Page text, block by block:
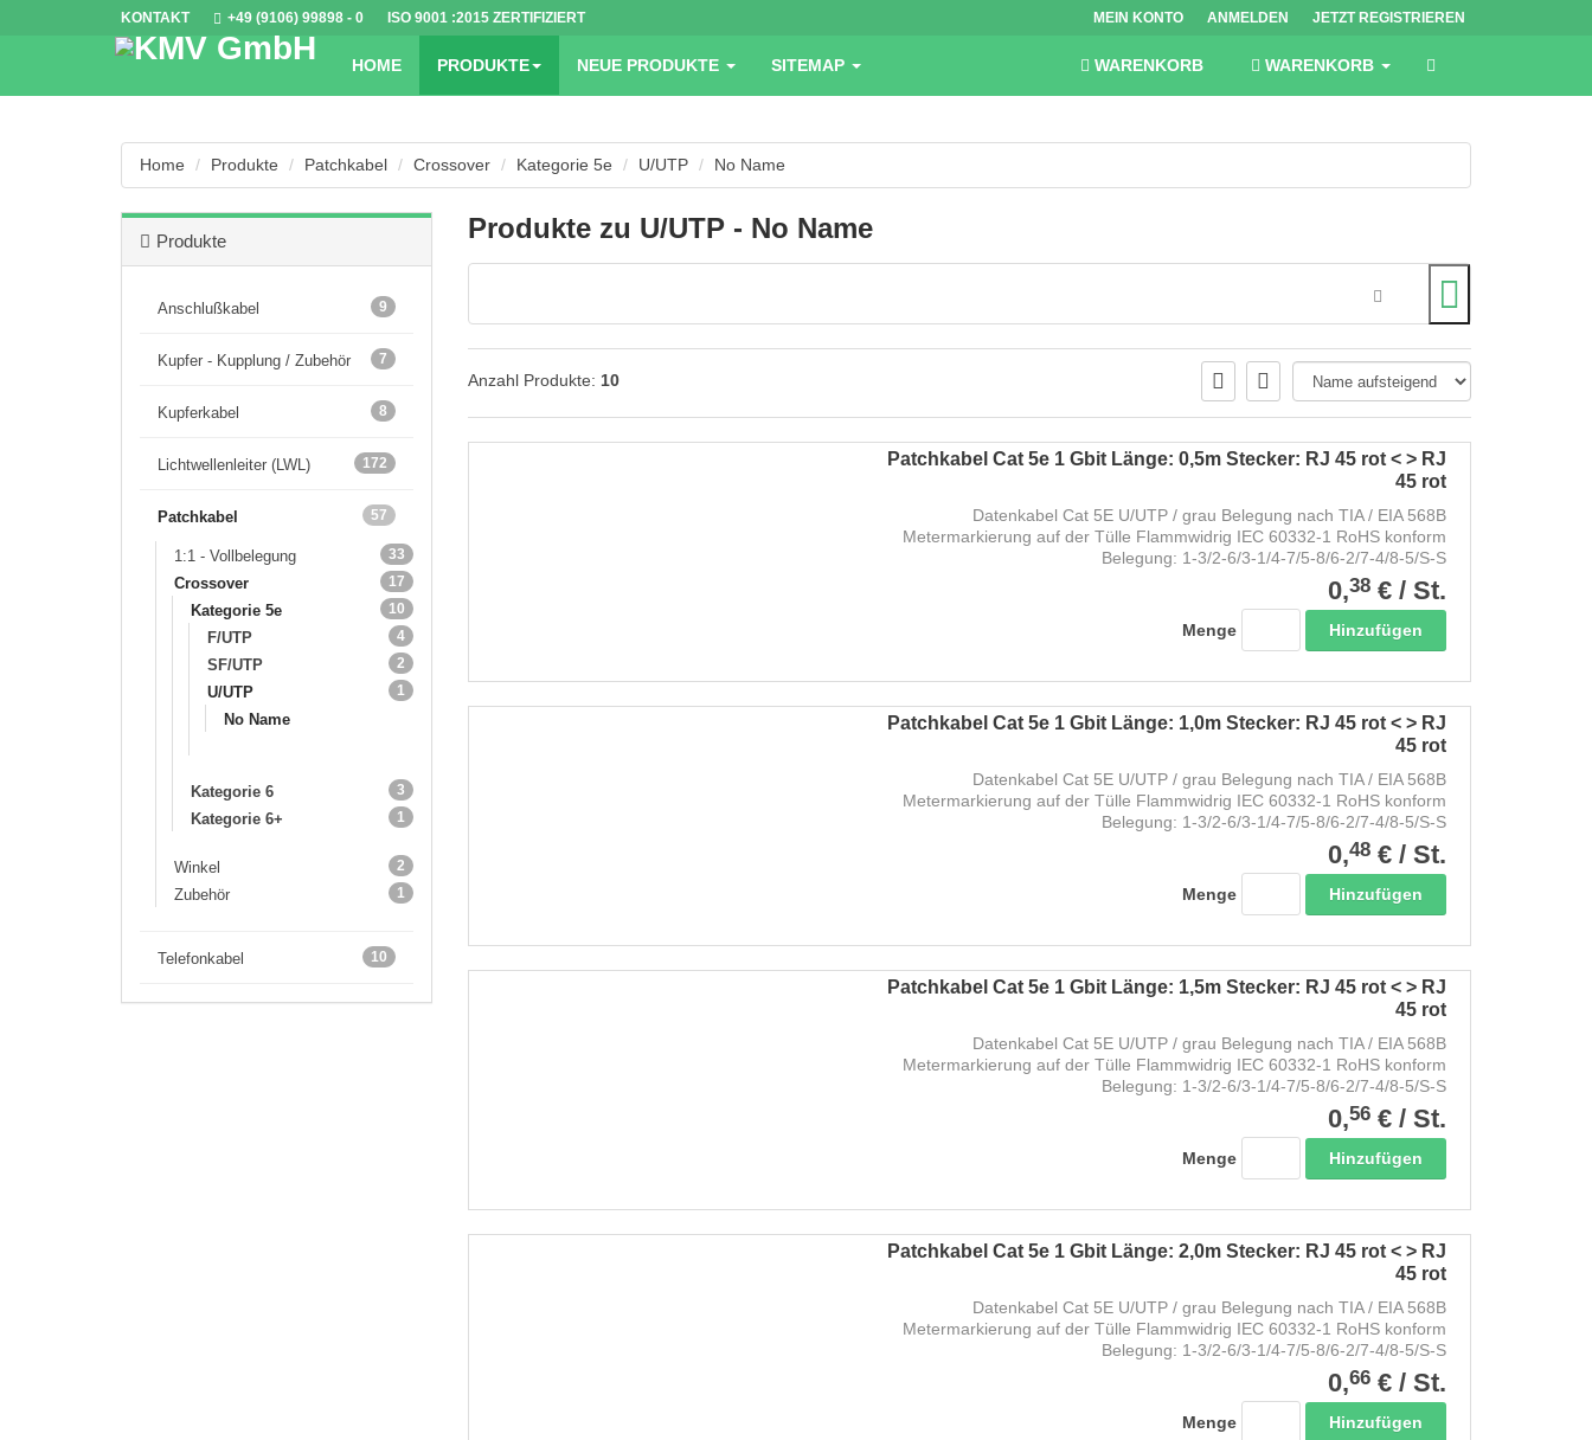
KONTAKT +49 (9106) 99898 - 0 ISO 9001 :2015 ZERTIFIZIERT MEIN KONTO ANMELDEN JETZT REGISTRIEREN
HOME PRODUKTE NEUE PRODUKTE SITEMAP WARENKORB WARENKORB
Home Produkte Patchkabel Crossover Kategorie 5e U/UTP No Name
Produkte
9
Anschlußkabel
7
Kupfer - Kupplung / Zubehör
8
Kupferkabel
172
Lichtwellenleiter (LWL)
57
Patchkabel
33
1:1 - Vollbelegung
17
Crossover
10
Kategorie 5e
4
F/UTP
2
SF/UTP
1
U/UTP
No Name
3
Kategorie 6
1
Kategorie 6+
2
Winkel
1
Zubehör
10
Telefonkabel
Produkte zu U/UTP - No Name
Anzahl Produkte: 10
Patchkabel Cat 5e 1 Gbit Länge: 0,5m Stecker: RJ 45 rot < > RJ
45 rot
Datenkabel Cat 5E U/UTP / grau Belegung nach TIA / EIA 568B
Metermarkierung auf der Tülle Flammwidrig IEC 60332-1 RoHS konform
Belegung: 1-3/2-6/3-1/4-7/5-8/6-2/7-4/8-5/S-S
0,38 € / St.
Menge Hinzufügen
Patchkabel Cat 5e 1 Gbit Länge: 1,0m Stecker: RJ 45 rot < > RJ
45 rot
Datenkabel Cat 5E U/UTP / grau Belegung nach TIA / EIA 568B
Metermarkierung auf der Tülle Flammwidrig IEC 60332-1 RoHS konform
Belegung: 1-3/2-6/3-1/4-7/5-8/6-2/7-4/8-5/S-S
0,48 € / St.
Menge Hinzufügen
Patchkabel Cat 5e 1 Gbit Länge: 1,5m Stecker: RJ 45 rot < > RJ
45 rot
Datenkabel Cat 5E U/UTP / grau Belegung nach TIA / EIA 568B
Metermarkierung auf der Tülle Flammwidrig IEC 60332-1 RoHS konform
Belegung: 1-3/2-6/3-1/4-7/5-8/6-2/7-4/8-5/S-S
0,56 € / St.
Menge Hinzufügen
Patchkabel Cat 5e 1 Gbit Länge: 2,0m Stecker: RJ 45 rot < > RJ
45 rot
Datenkabel Cat 5E U/UTP / grau Belegung nach TIA / EIA 568B
Metermarkierung auf der Tülle Flammwidrig IEC 60332-1 RoHS konform
Belegung: 1-3/2-6/3-1/4-7/5-8/6-2/7-4/8-5/S-S
0,66 € / St.
Menge Hinzufügen